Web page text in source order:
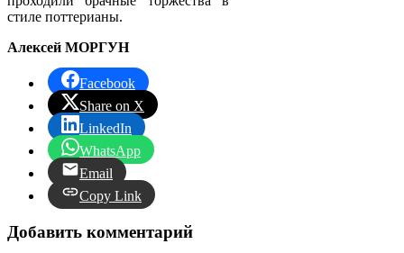
стиле поттерианы.
Алексей МОРГУН
Facebook
Share on X
LinkedIn
WhatsApp
Email
Copy Link
Добавить комментарий